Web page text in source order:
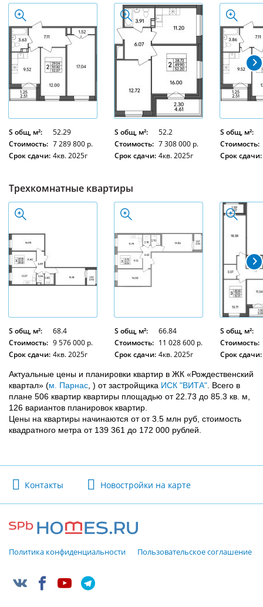
S общ, м²:
52.29
Стоимость: 7 289 800 р.
Срок сдачи: 4кв. 2025г
S общ, м²:
52.2
Стоимость: 7 308 000 р.
Срок сдачи: 4кв. 2025г
S общ, м²:
Стоимость:
Срок сдачи:
Трехкомнатные квартиры
S общ, м²:
68.4
Стоимость: 9 576 000 р.
Срок сдачи: 4кв. 2025г
S общ, м²:
66.84
Стоимость: 11 028 600 р.
Срок сдачи: 4кв. 2025г
S общ, м²:
Стоимость:
Срок сдачи:
Актуальные цены и планировки квартир в ЖК «Рождественский
квартал» (м. Парнас, ) от застройщика ИСК "ВИТА". Всего в
плане 506 квартир квартиры площадью от 22.73 до 85.3 кв. м,
126 вариантов планировок квартир.
Цены на квартиры начинаются от от 3.5 млн руб, стоимость
квадратного метра от 139 361 до 172 000 рублей.
Контакты Новостройки на карте
Политика конфиденциальности Пользовательское соглашение